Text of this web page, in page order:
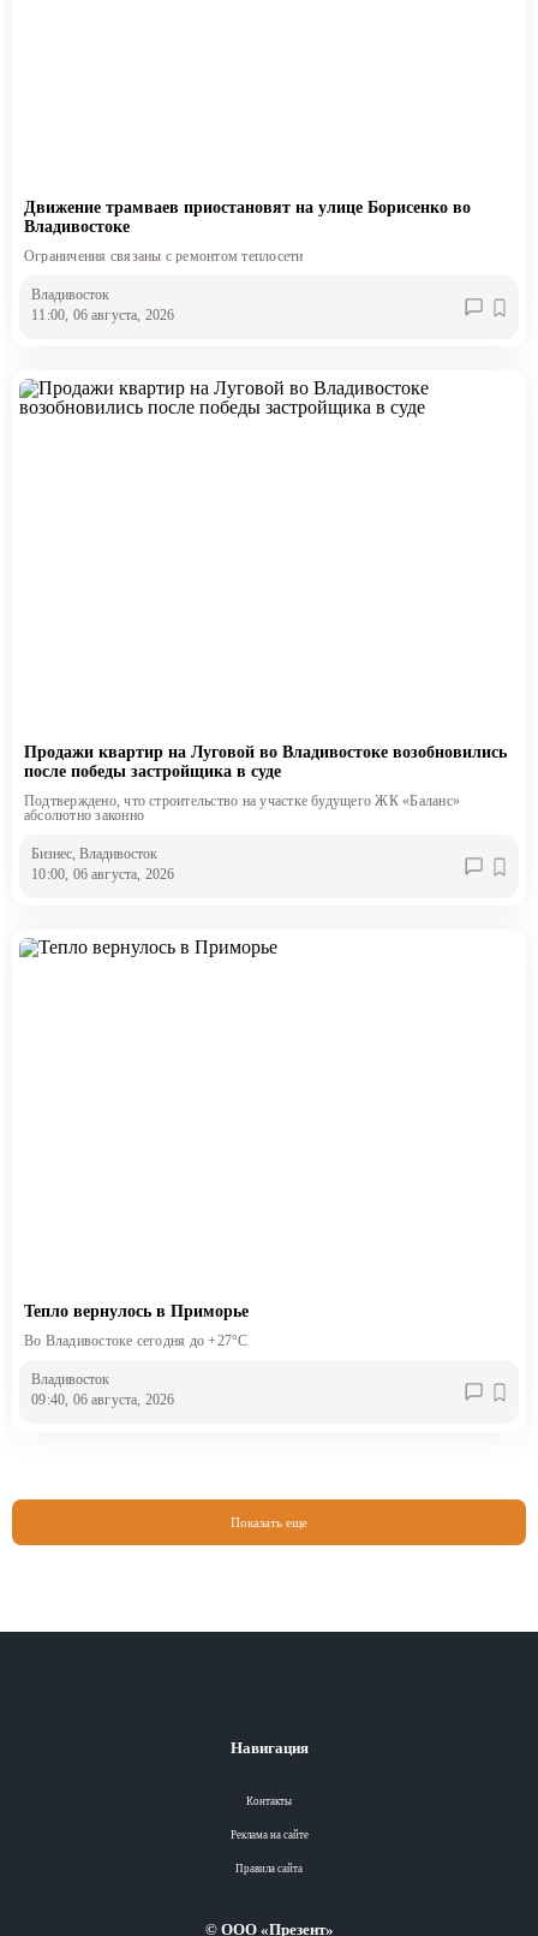
Движение трамваев приостановят на улице Борисенко во
Владивостоке
Ограничения связаны с ремонтом теплосети
Владивосток
11:00, 06 августа, 2026
Продажи квартир на Луговой во Владивостоке возобновились
после победы застройщика в суде
Подтверждено, что строительство на участке будущего ЖК «Баланс»
абсолютно законно
Бизнес , Владивосток
10:00, 06 августа, 2026
Тепло вернулось в Приморье
Во Владивостоке сегодня до +27°С
Владивосток
09:40, 06 августа, 2026
Показать еще
Навигация
Контакты
Реклама на сайте
Правила сайта
© ООО «Презент»